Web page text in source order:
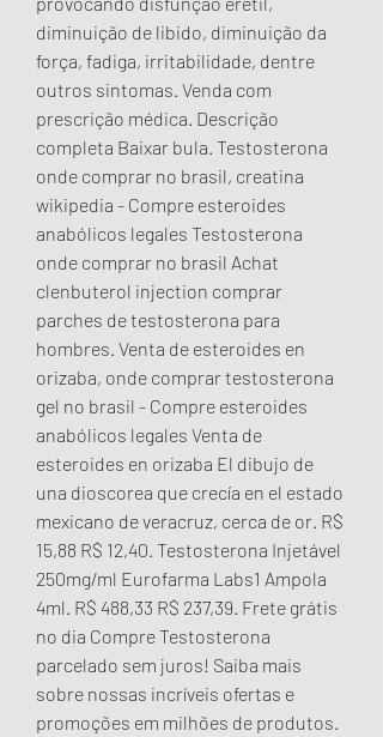
diminuição de libido, diminuição da
força, fadiga, irritabilidade, dentre
outros sintomas. Venda com
prescrição médica. Descrição
completa Baixar bula. Testosterona
onde comprar no brasil, creatina
wikipedia - Compre esteroides
anabólicos legales Testosterona
onde comprar no brasil Achat
clenbuterol injection comprar
parches de testosterona para
hombres. Venta de esteroides en
orizaba, onde comprar testosterona
gel no brasil - Compre esteroides
anabólicos legales Venta de
esteroides en orizaba El dibujo de
una dioscorea que crecía en el estado
mexicano de veracruz, cerca de or. R$
15,88 R$ 12,40. Testosterona Injetável
250mg/ml Eurofarma Labs1 Ampola
4ml. R$ 488,33 R$ 237,39. Frete grátis
no dia Compre Testosterona
parcelado sem juros! Saiba mais
sobre nossas incríveis ofertas e
promoções em milhões de produtos.